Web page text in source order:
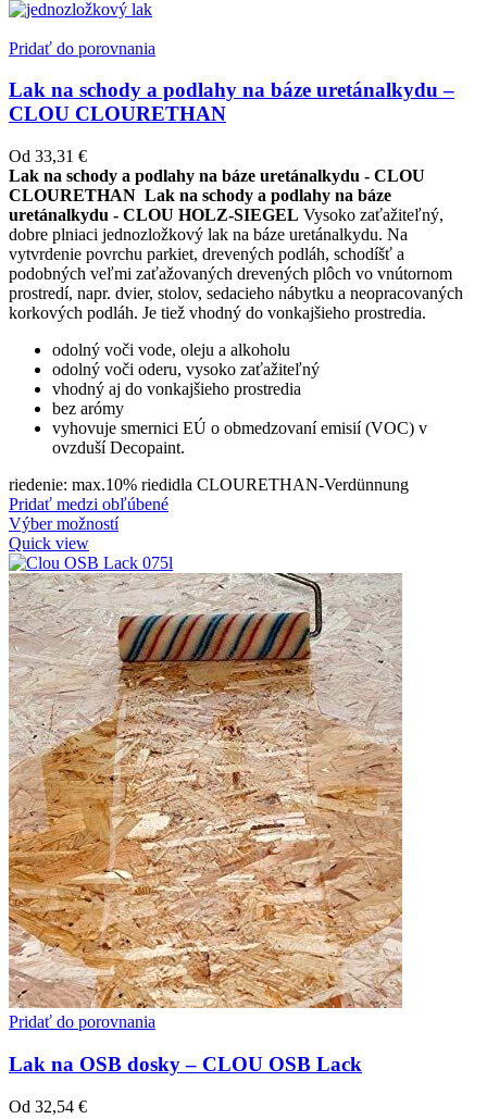
Pridať do porovnania
Lak na schody a podlahy na báze uretánalkydu –
CLOU CLOURETHAN
Od 33,31 €
Lak na schody a podlahy na báze uretánalkydu - CLOU
CLOURETHAN Lak na schody a podlahy na báze
uretánalkydu - CLOU HOLZ-SIEGEL Vysoko zaťažiteľný,
dobre plniaci jednozložkový lak na báze uretánalkydu. Na
vytvrdenie povrchu parkiet, drevených podláh, schodíšť a
podobných veľmi zaťažovaných drevených plôch vo vnútornom
prostredí, napr. dvier, stolov, sedacieho nábytku a neopracovaných
korkových podláh. Je tiež vhodný do vonkajšieho prostredia.
odolný voči vode, oleju a alkoholu
odolný voči oderu, vysoko zaťažiteľný
vhodný aj do vonkajšieho prostredia
bez arómy
vyhovuje smernici EÚ o obmedzovaní emisií (VOC) v
ovzduší Decopaint.
riedenie: max.10% riedidla CLOURETHAN-Verdünnung
Pridať medzi obľúbené
Výber možností
Quick view
Pridať do porovnania
Lak na OSB dosky – CLOU OSB Lack
Od 32,54 €